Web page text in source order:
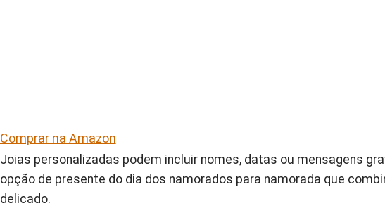
Comprar na Amazon
Joias personalizadas podem incluir nomes, datas ou mensagens
opção de presente do dia dos namorados para namorada que
delicado.